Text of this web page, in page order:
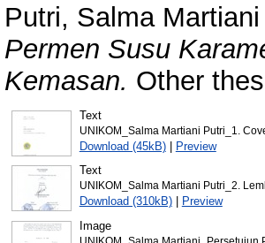
Putri, Salma Martiani
Permen Susu
Kemasan. Other
Text
UNIKOM_Salma Martiani Putri_1.
Download (45kB)| Preview
Text
UNIKOM_Salma Martiani Putri_2.
Download (310kB)|
Preview
Image